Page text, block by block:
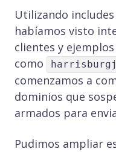
Utilizando
habíamos visto
clientes y
como
comenzamos a
dominios que
armados para
Pudimos ampliar